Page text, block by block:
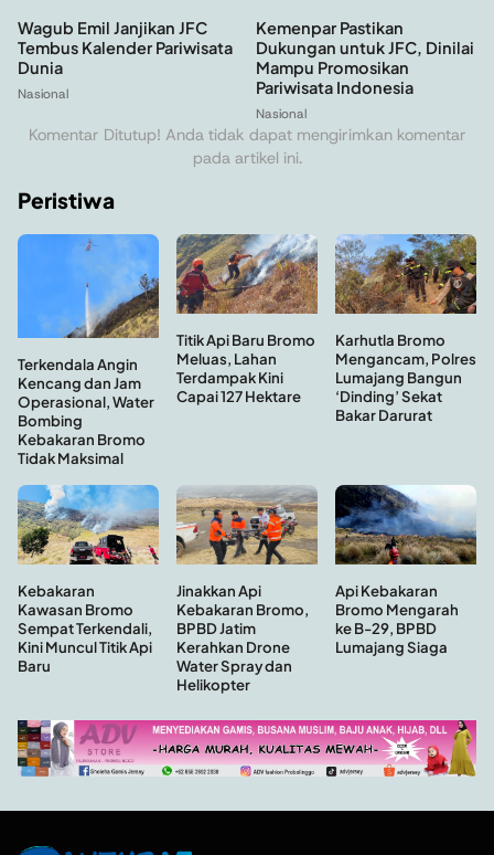
Wagub Emil Janjikan JFC
Tembus Kalender Pariwisata
Dunia
Nasional
Kemenpar Pastikan
Dukungan untuk JFC, Dinilai
Mampu Promosikan
Pariwisata Indonesia
Nasional
Komentar Ditutup! Anda tidak dapat mengirimkan komentar
pada artikel ini.
Peristiwa
Terkendala Angin
Kencang dan Jam
Operasional, Water
Bombing
Kebakaran Bromo
Tidak Maksimal
Titik Api Baru Bromo
Meluas, Lahan
Terdampak Kini
Capai 127 Hektare
Karhutla Bromo
Mengancam, Polres
Lumajang Bangun
‘Dinding’ Sekat
Bakar Darurat
Kebakaran
Kawasan Bromo
Sempat Terkendali,
Kini Muncul Titik Api
Baru
Jinakkan Api
Kebakaran Bromo,
BPBD Jatim
Kerahkan Drone
Water Spray dan
Helikopter
Api Kebakaran
Bromo Mengarah
ke B-29, BPBD
Lumajang Siaga